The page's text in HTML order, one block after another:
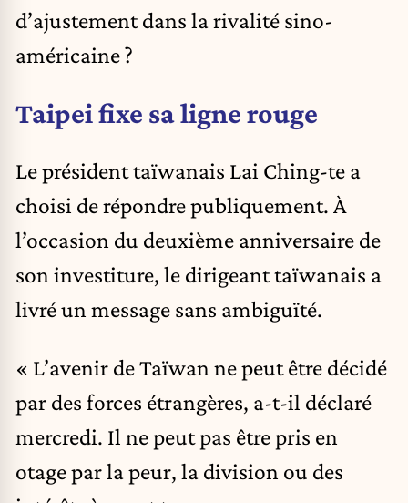
d’ajustement dans la rivalité sino-
américaine ?
Taipei fixe sa ligne rouge
Le président taïwanais Lai Ching-te a
choisi de répondre publiquement. À
l’occasion du deuxième anniversaire de
son investiture, le dirigeant taïwanais a
livré un message sans ambiguïté.
« L’avenir de Taïwan ne peut être décidé
par des forces étrangères, a-t-il déclaré
mercredi. Il ne peut pas être pris en
otage par la peur, la division ou des